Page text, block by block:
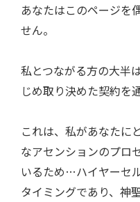
あなたはこのページを
せん。
私とつながる方の大半
じめ取り決めた契約を
これは、私があなたに
なアセンションのプロ
いるため…ハイヤーセ
タイミングであり、神